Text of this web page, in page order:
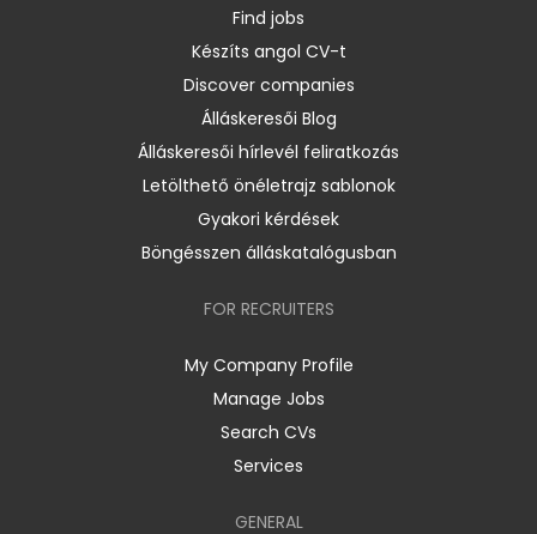
Find jobs
Készíts angol CV-t
Discover companies
Álláskeresői Blog
Álláskeresői hírlevél feliratkozás
Letölthető önéletrajz sablonok
Gyakori kérdések
Böngésszen álláskatalógusban
FOR RECRUITERS
My Company Profile
Manage Jobs
Search CVs
Services
GENERAL